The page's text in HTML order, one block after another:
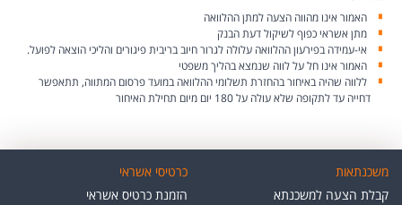
האמור אינו מהווה הצעה למתן ההלוואה
מתן אשראי כפוף לשיקול דעת הבנק
אי-עמידה בפירעון ההלוואה עלולה לגרור חיוב בריבית פיגורים והליכי הוצאה לפועל.
האמור אינו חל על לווה שנמצא בהליך משפטי
ללווה שהיה באיחור בהחזרת תשלומי ההלוואה במועד פרסום המתווה, תתאפשר
דחייה עד לתקופה שלא עולה על 180 יום מיום תחילת האיחור
משכנתאות
קבלת הצעה למשכנתא
כרטיסי אשראי
הזמנת כרטיס אשראי